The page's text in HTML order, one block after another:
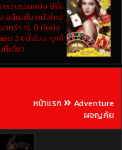
ารวบรวมหนัง ซีรี่ย์
อนิเมชั่น หนังใหม่
ากว่า 15 ปี มีหนัง
อด 24 ชั่วโมง ทุกที
ที่เดียว
หน้าแรก
Adventure
ผจญภัย